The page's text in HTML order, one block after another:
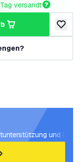
versandt
zur
und